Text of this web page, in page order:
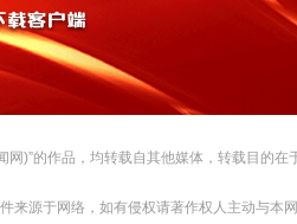
)”的作品，均转载自其他媒体，转载目的
源于网络，如有侵权请著作权人主动与本